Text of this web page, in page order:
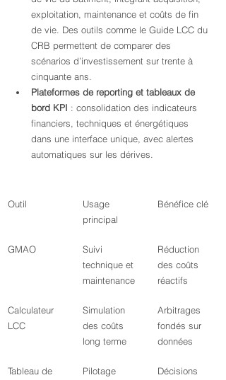
exploitation, maintenance et coûts de fin
de vie. Des outils comme le Guide LCC du
CRB permettent de comparer des
scénarios d’investissement sur trente à
cinquante ans.
Plateformes de reporting et tableaux de
bord KPI : consolidation des indicateurs
financiers, techniques et énergétiques
dans une interface unique, avec alertes
automatiques sur les dérives.
Outil
Usage
principal
Bénéfice clé
GMAO
Suivi
technique et
maintenance
Réduction
des coûts
réactifs
Calculateur
LCC
Simulation
des coûts
long terme
Arbitrages
fondés sur
données
Tableau de
Pilotage
Décisions